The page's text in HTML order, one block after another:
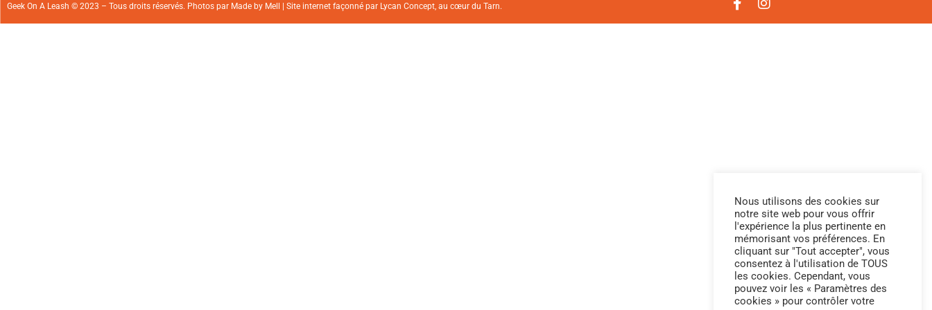
Geek On A Leash © 2023 – Tous droits réservés. Photos par Made by Mell | Site internet façonné par Lycan Concept , au cœur du Tarn.
Nous utilisons des cookies sur
notre site web pour vous offrir
l'expérience la plus pertinente en
mémorisant vos préférences. En
cliquant sur "Tout accepter", vous
consentez à l'utilisation de TOUS
les cookies. Cependant, vous
pouvez voir les « Paramètres des
cookies » pour contrôler votre